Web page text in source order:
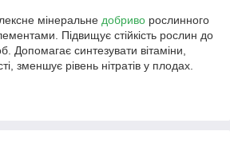
мінеральне добриво рослинного
Підвищує стійкість рослин до
Допомагає синтезувати вітаміни,
зменшує рівень нітратів у плодах.